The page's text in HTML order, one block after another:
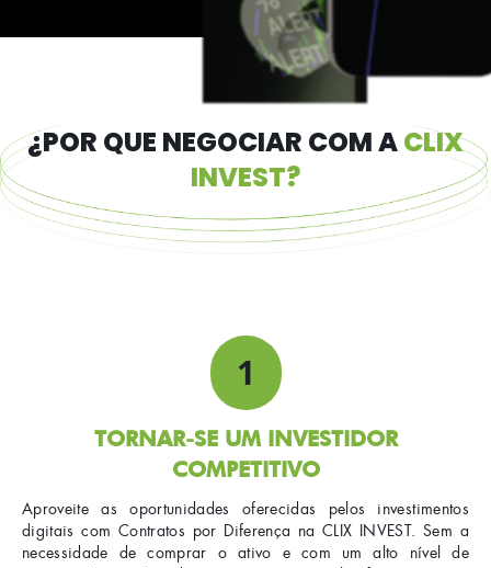
¿POR QUE NEGOCIAR COM ACLIX
INVEST?
1
TORNAR-SE UM INVESTIDOR
COMPETITIVO
Aproveite as oportunidades oferecidas pelos investimentos
digitais com Contratos por Diferença na CLIX INVEST. Sem a
necessidade de comprar o ativo e com um alto nível de